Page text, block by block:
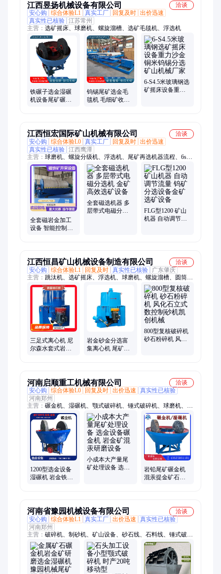
江西昱扬机械设备有限公司
洽谈
安心购
综合体验L1 真实工厂 回复及时 出价迅速
真实性已核验 江苏常州
主营： 选矿摇床、球磨机、螺旋溜槽、选矿毛毯机、浮选机
铁碾子选金湿碾
机设备尾矿碾金
钨锡尾矿选金毛
毯机 毛细矿收金
6-S4.5米玻璃钢选
矿摇床设备重力
江西恒宏国际矿山机械有限公司
洽谈
安心购
综合体验L0 真实工厂 回复及时 出价迅速
真实性已核验 江西鹰潭
主营： 球磨机、螺旋分级机、浮选机、尾矿再选机器流程、6s摇
床、圆筒筛、跳汰机、破碎机、振动筛、螺旋溜槽、尼尔森离心
机、离心选矿机、毛毯机、选矿球磨机、陶瓷球磨机、棒磨机、
搅拌桶、侧动式跳汰机、滚筒选矿机、选矿生产线设备、选金矿
设备、选铜矿设备、选锡矿设备、选铬矿设备、格子型球磨机
全套磁岩金加工
设备 智能控制中
全套磁选机器 多
层带式电磁分选
FLG型1200 矿山
机器 自动调节流
江西恒昌矿山机械设备制造有限公司
洽谈
安心购
综合体验L1 回复及时 真实性已核验
广东肇庆
主营： 跳汰机、选矿摇床、浮选机、球磨机、螺旋溜槽、圆筒洗
矿机、槽式洗矿机、淘金设备、金矿选矿机械、磁选机、选矿离
心机、振动筛、滚筒筛
三足式离心机 尼
尔森水套式岩金
岩金砂金分选富
集离心机 尾矿三
800型复核破碎机
砂石粉碎机 风化
河南启顺重工机械有限公司
洽谈
安心购
综合体验L0 回复及时 出价迅速
真实性已核验
河南郑州
主营： 碾金机、湿碾机、颚式破碎机、锤式破碎机、球磨机、膨
化机、颗粒机、木材粉碎机
1200型选金设备
湿碾机 岩金铁铜
小成本大产量尾
矿处理设备 选金
岩铅尾矿碾金机
混汞提金矿石湿
河南省豫园机械设备有限公司
洽谈
安心购
综合体验L1 真实工厂 出价迅速
真实性已核验
河南郑州
主营： 破碎机、制砂机、矿山设备、砂石线、石料线、锤式破碎
机、立轴制砂机、颚式破碎机、液压开箱制砂机、箱式破碎机、
移动破碎站、振动筛、对辊式制砂机、反击式破碎机、圆锥式破
碎机、砂石生产线、重锤式破碎机、复合式破碎机、板锤制砂
机、轮斗式洗砂机、碾金机